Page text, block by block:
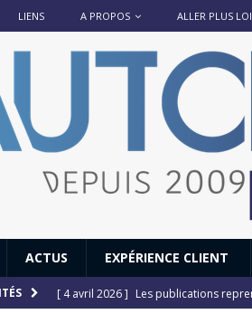
LIENS A PROPOS ALLER PLUS
ACTUS EXPÉRIENCE CLIENT
[ 4 avril 2026 ] Les publications